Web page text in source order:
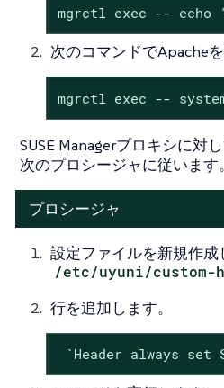
mgrctl exec -- echo
次のコマンドでApache
mgrctl exec --
SUSE Managerプロキシに対
次のプロシージャに従います。
プロシージャ
設定ファイルを新規作成
/etc/uyuni/custom-
行を追加します。
`Header always set